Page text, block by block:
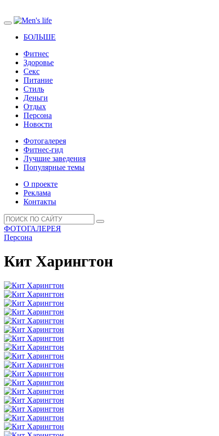
БОЛЬШЕ
Фитнес
Здоровье
Секс
Питание
Стиль
Деньги
Отдых
Персона
Новости
Фотогалерея
Фитнес-гид
Лучшие заведения
Популярные темы
О проекте
Реклама
Контакты
ФОТОГАЛЕРЕЯ
Персона
Кит Харингтон